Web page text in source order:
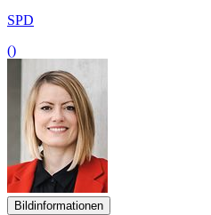
SPD
()
Bildinformationen